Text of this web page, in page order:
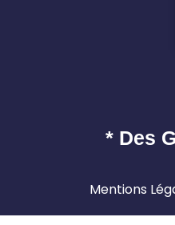
* Des
Mentions